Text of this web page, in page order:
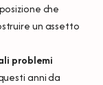
che
un assetto
problemi
anni da